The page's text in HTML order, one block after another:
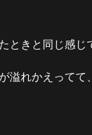
ときと同じ感じ
溢れかえって